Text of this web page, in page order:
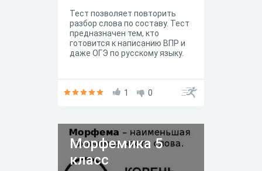
Тест позволяет повторить
разбор слова по составу. Тест
предназначен тем, кто
готовится к написанию ВПР и
даже ОГЭ по русскому языку.
1 0
Морфемика 5
класс